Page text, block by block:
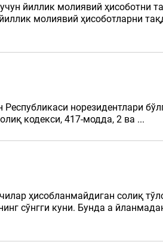
йиллик молиявий ҳисоботни
молиявий ҳисоботларни
Республикаси норезидентлари
кодекси, 417-модда, 2 ва ...
ҳисобланмайдиган солиқ
сўнгги куни. Бунда а